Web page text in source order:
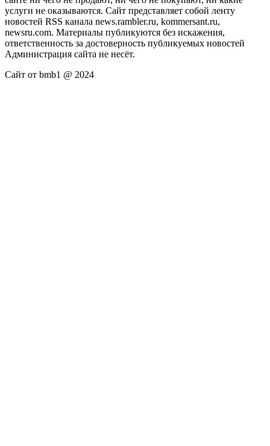
услуги не оказываются. Сайт представляет собой ленту
новостей RSS канала news.rambler.ru, kommersant.ru,
newsru.com. Материалы публикуются без искажения,
ответственность за достоверность публикуемых новостей
Администрация сайта не несёт.
Сайт от bmb1 @ 2024